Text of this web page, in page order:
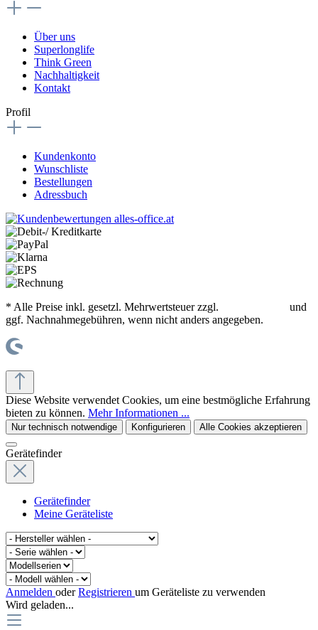
Über uns
Superlonglife
Think Green
Nachhaltigkeit
Kontakt
Profil
Kundenkonto
Wunschliste
Bestellungen
Adressbuch
* Alle Preise inkl. gesetzl. Mehrwertsteuer zzgl.
und
ggf. Nachnahmegebühren, wenn nicht anders angegeben.
Diese Website verwendet Cookies, um eine bestmögliche Erfahrung
bieten zu können. Mehr Informationen ...
Nur technisch notwendige Konfigurieren Alle Cookies akzeptieren
Gerätefinder
Gerätefinder
Meine Geräteliste
Anmelden oderRegistrieren um Geräteliste zu verwenden
Wird geladen...